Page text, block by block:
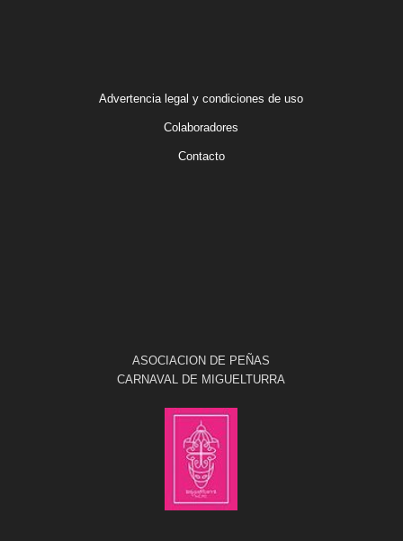
Advertencia legal y condiciones de uso
Colaboradores
Contacto
ASOCIACION DE PEÑAS
CARNAVAL DE MIGUELTURRA